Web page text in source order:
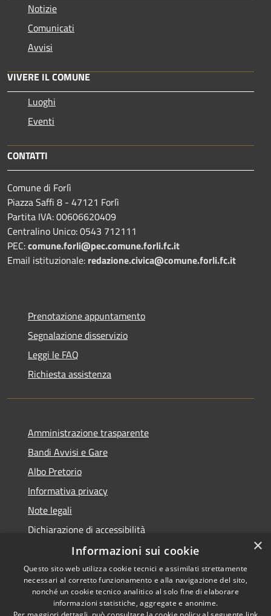
Notizie
Comunicati
Avvisi
VIVERE IL COMUNE
Luoghi
Eventi
CONTATTI
Comune di Forlì
Piazza Saffi 8 - 47121 Forlì
Partita IVA: 00606620409
Centralino Unico: 0543 712111
PEC:comune.forli@pec.comune.forli.fc.it
Email istituzionale: redazione.civica@comune.forli.fc.it
Prenotazione appuntamento
Segnalazione disservizio
Leggi le FAQ
Richiesta assistenza
Amministrazione trasparente
Bandi Avvisi e Gare
Albo Pretorio
Informativa privacy
Note legali
Dichiarazione di accessibilità
Accessibilità
Copyright © 2026 • Comune di
Forlì • Powered by
×
Informazioni sui cookie
Questo sito web utilizza cookie tecnici e assimilati strettamente
necessari al corretto funzionamento e alla navigazione del sito,
nonché un cookie tecnico analitico al solo fine di elaborare
informazioni statistiche, aggregate e anonime.